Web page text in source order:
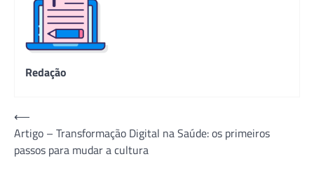
Redação
Navegação
de
Post
⟵
Artigo – Transformação Digital na Saúde: os primeiros
passos para mudar a cultura